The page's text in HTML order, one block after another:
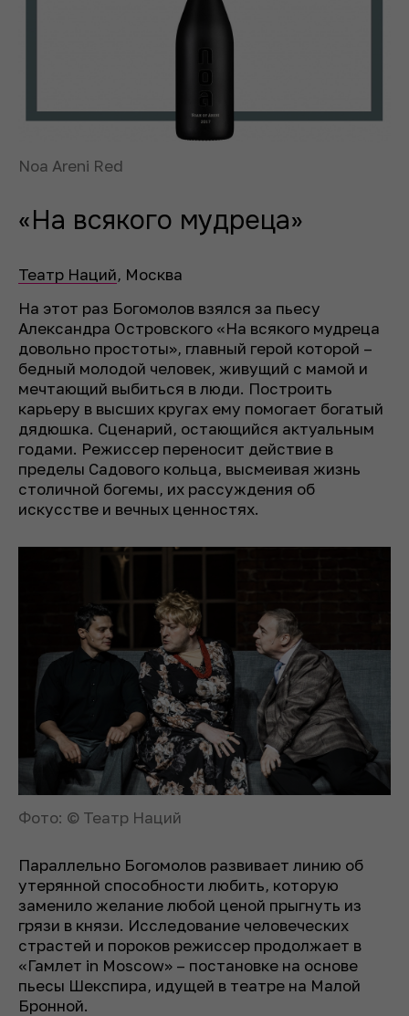
Noa Areni Red
«На всякого мудреца»
Театр Наций, Москва
На этот раз Богомолов взялся за пьесу
Александра Островского «На всякого мудреца
довольно простоты», главный герой которой –
бедный молодой человек, живущий с мамой и
мечтающий выбиться в люди. Построить
карьеру в высших кругах ему помогает богатый
дядюшка. Сценарий, остающийся актуальным
годами. Режиссер переносит действие в
пределы Садового кольца, высмеивая жизнь
столичной богемы, их рассуждения об
искусстве и вечных ценностях.
Фото: © Театр Наций
Параллельно Богомолов развивает линию об
утерянной способности любить, которую
заменило желание любой ценой прыгнуть из
грязи в князи. Исследование человеческих
страстей и пороков режиссер продолжает в
«Гамлет in Moscow» – постановке на основе
пьесы Шекспира, идущей в театре на Малой
Бронной.